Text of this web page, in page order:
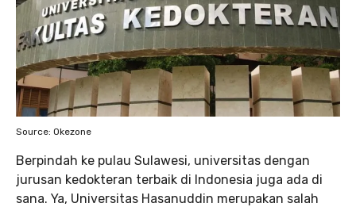
Source: Okezone
Berpindah ke pulau Sulawesi, universitas dengan
jurusan kedokteran terbaik di Indonesia juga ada di
sana. Ya, Universitas Hasanuddin merupakan salah